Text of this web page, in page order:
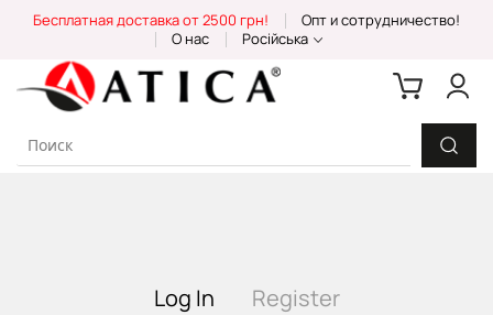
Content
Бесплатная доставка от 2500 грн!
Опт и сотрудничество!
О нас
Російська
Log In Register